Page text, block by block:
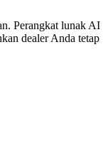
Perangkat lunak AI
dealer Anda tetap